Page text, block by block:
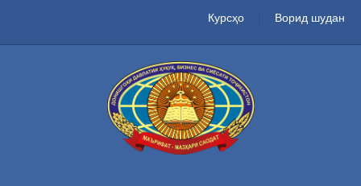
Курсҳо Ворид шудан